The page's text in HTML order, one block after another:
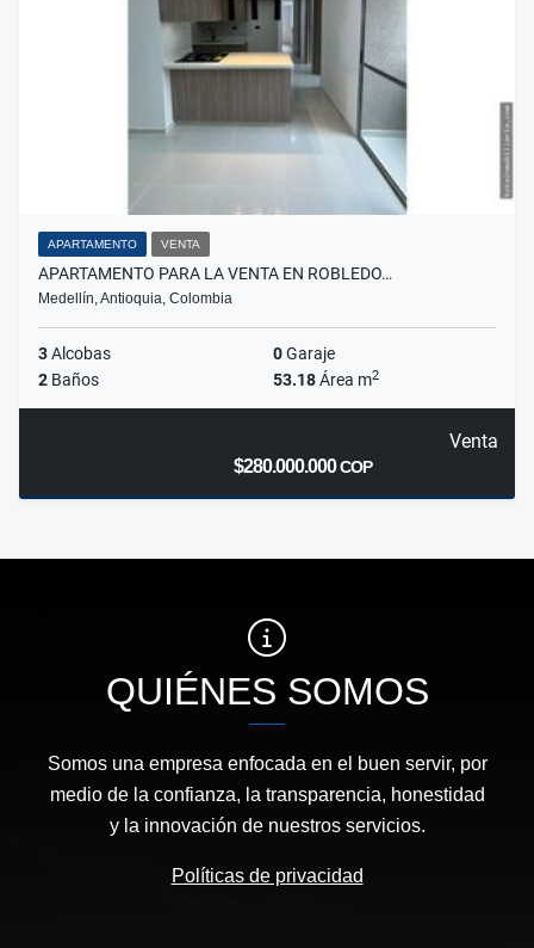
APARTAMENTO VENTA
APARTAMENTO PARA LA VENTA EN ROBLEDO…
Medellín, Antioquia, Colombia
3Alcobas 0Garaje
2 Baños 53.18Área m2
Venta
$280.000.000COP
QUIÉNES SOMOS
Somos una empresa enfocada en el buen servir, por
medio de la confianza, la transparencia, honestidad
y la innovación de nuestros servicios.
Políticas de privacidad